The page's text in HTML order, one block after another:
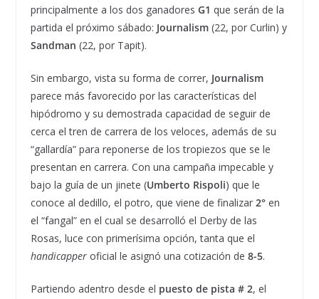
principalmente a los dos ganadores G1 que serán de la
partida el próximo sábado: Journalism(22, por Curlin) y
Sandman (22, por Tapit).
Sin embargo, vista su forma de correr, Journalism
parece más favorecido por las características del
hipódromo y su demostrada capacidad de seguir de
cerca el tren de carrera de los veloces, además de su
“gallardía” para reponerse de los tropiezos que se le
presentan en carrera. Con una campaña impecable y
bajo la guía de un jinete (Umberto Rispoli) que le
conoce al dedillo, el potro, que viene de finalizar 2°en
el “fangal” en el cual se desarrolló el Derby de las
Rosas, luce con primerísima opción, tanta que el
handicapperoficial le asignó una cotización de 8-5.
Partiendo adentro desde el puesto de pista # 2, el